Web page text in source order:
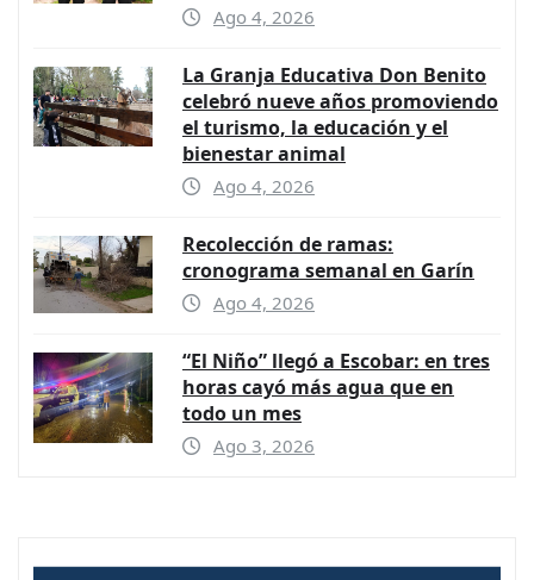
Ago 4, 2026
La Granja Educativa Don Benito
celebró nueve años promoviendo
el turismo, la educación y el
bienestar animal
Ago 4, 2026
Recolección de ramas:
cronograma semanal en Garín
Ago 4, 2026
“El Niño” llegó a Escobar: en tres
horas cayó más agua que en
todo un mes
Ago 3, 2026